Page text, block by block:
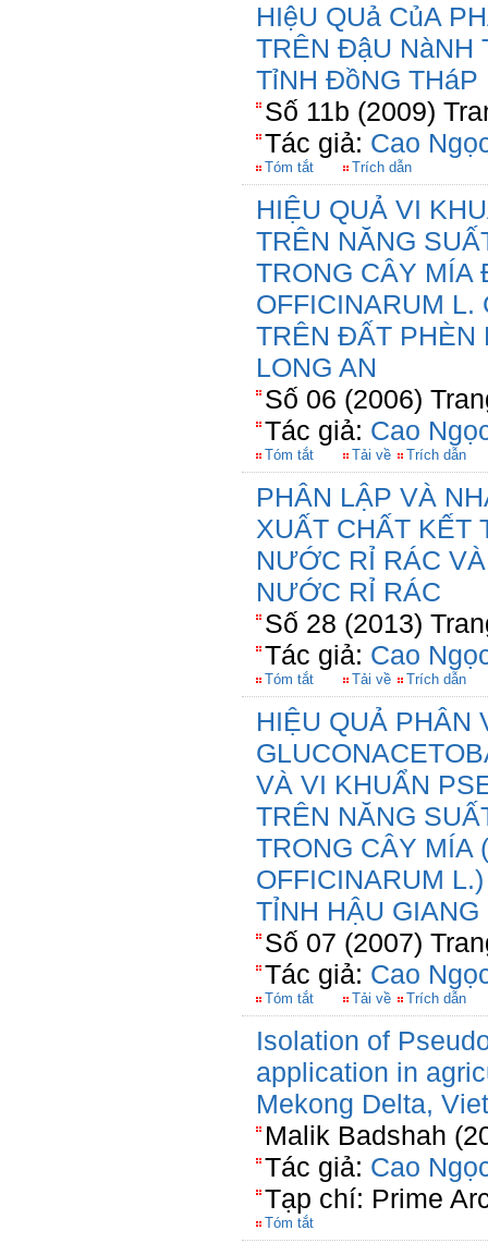
HIệU QUả CủA
TRÊN ĐậU NàNH
TỉNH ĐồNG THáP
Số 11b (2009)
Tác giả: Cao
Tóm tắt Trích dẫn
HIỆU QUẢ VI
TRÊN NĂNG
TRONG CÂY MÍA
OFFICINARUM L.
TRÊN ĐẤT PHÈN
LONG AN
Số 06 (2006)
Tác giả: Cao
Tóm tắt Tải về Trích dẫn
PHÂN LẬP VÀ
XUẤT CHẤT KẾT
NƯỚC RỈ RÁC
NƯỚC RỈ RÁC
Số 28 (2013)
Tác giả: Cao
Tóm tắt Tải về Trích dẫn
HIỆU QUẢ PHÂN
VÀ VI KHUẨN
TRÊN NĂNG
TRONG CÂY MÍA
OFFICINARUM
TỈNH HẬU GIANG
Số 07 (2007)
Tác giả: Cao
Tóm tắt Tải về Trích dẫn
Isolation of
application in
Mekong Delta,
Malik Badshah
Tác giả: Cao
Tạp chí: Prime
Tóm tắt